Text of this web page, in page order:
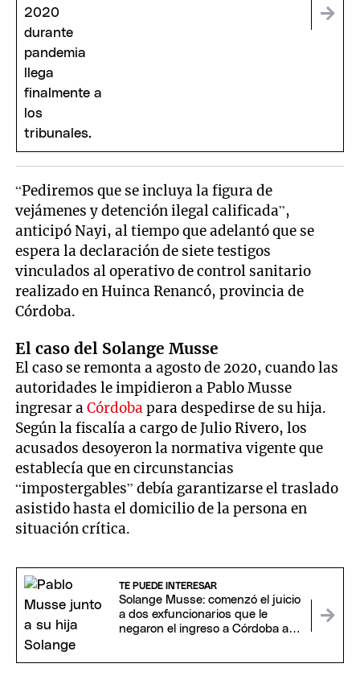
“Pediremos que se incluya la figura de
vejámenes y detención ilegal calificada”,
anticipó Nayi, al tiempo que adelantó que se
espera la declaración de siete testigos
vinculados al operativo de control sanitario
realizado en Huinca Renancó, provincia de
Córdoba.
El caso del Solange Musse
El caso se remonta a agosto de 2020, cuando las
autoridades le impidieron a Pablo Musse
ingresar aCórdoba para despedirse de su hija.
Según la fiscalía a cargo de Julio Rivero, los
acusados desoyeron la normativa vigente que
establecía que en circunstancias
“impostergables” debía garantizarse el traslado
asistido hasta el domicilio de la persona en
situación crítica.
TE PUEDE INTERESAR
Solange Musse: comenzó el juicio
a dos exfuncionarios que le
negaron el ingreso a Córdoba a